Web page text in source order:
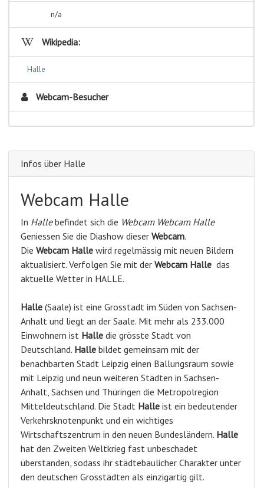
n/a
Wikipedia:
Halle
Webcam-Besucher
Infos über Halle
Webcam Halle
In Hallebefindet sich die Webcam Webcam Halle
Geniessen Sie die Diashow dieser Webcam.
Die Webcam Halle wird regelmässig mit neuen Bildern
aktualisiert. Verfolgen Sie mit der Webcam Halle das
aktuelle Wetter in HALLE.
Halle (Saale) ist eine Grosstadt im Süden von Sachsen-
Anhalt und liegt an der Saale. Mit mehr als 233.000
Einwohnern ist Halle die grösste Stadt von
Deutschland. Halle bildet gemeinsam mit der
benachbarten Stadt Leipzig einen Ballungsraum sowie
mit Leipzig und neun weiteren Städten in Sachsen-
Anhalt, Sachsen und Thüringen die Metropolregion
Mitteldeutschland. Die Stadt Halle ist ein bedeutender
Verkehrsknotenpunkt und ein wichtiges
Wirtschaftszentrum in den neuen Bundesländern. Halle
hat den Zweiten Weltkrieg fast unbeschadet
überstanden, sodass ihr städtebaulicher Charakter unter
den deutschen Grosstädten als einzigartig gilt.